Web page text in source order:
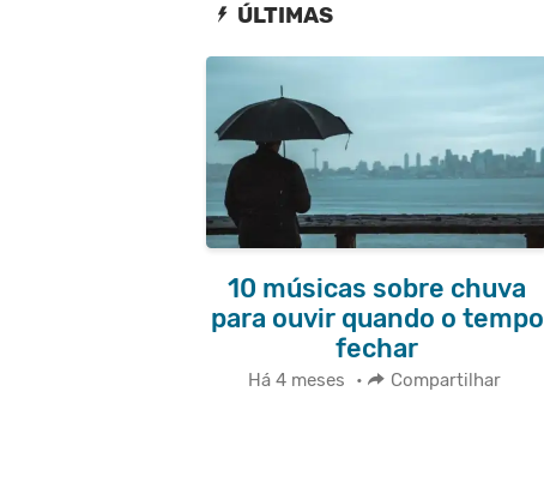
ÚLTIMAS
10 músicas sobre chuva
para ouvir quando o tempo
fechar
Há 4 meses • Compartilhar